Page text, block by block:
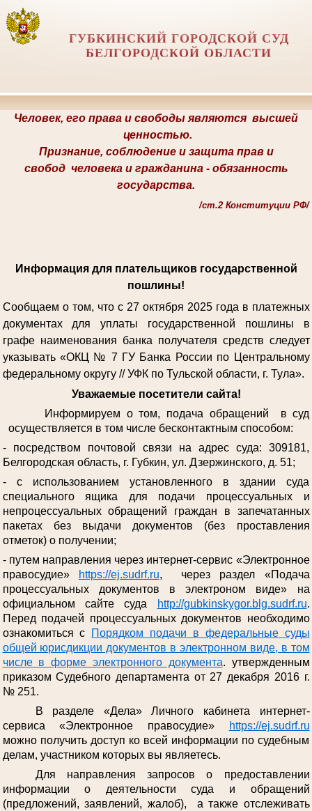
ГУБКИНСКИЙ ГОРОДСКОЙ СУД
БЕЛГОРОДСКОЙ ОБЛАСТИ
Человек, его права и свободы являются высшей
ценностью.
Признание, соблюдение и защита прав и
свобод человека и гражданина - обязанность
государства.
/ст.2 Конституции РФ/
Информация для плательщиков государственной
пошлины!
Сообщаем о том, что с 27 октября 2025 года в платежных
документах для уплаты государственной пошлины в
графе наименования банка получателя средств следует
указывать «ОКЦ № 7 ГУ Банка России по Центральному
федеральному округу // УФК по Тульской области, г. Тула».
Уважаемые посетители сайта!
Информируем о том, подача обращений в суд
осуществляется в том числе бесконтактным способом:
- посредством почтовой связи на адрес суда: 309181,
Белгородская область, г. Губкин, ул. Дзержинского, д. 51;
- с использованием установленного в здании суда
специального ящика для подачи процессуальных и
непроцессуальных обращений граждан в запечатанных
пакетах без выдачи документов (без проставления
отметок) о получении;
- путем направления через интернет-сервис «Электронное
правосудие»
https://ej.sudrf.ru, через раздел «Подача
процессуальных документов в электроном виде» на
официальном сайте суда
http://gubkinskygor.blg.sudrf.ru.
Перед подачей процессуальных документов необходимо
ознакомиться с
Порядком подачи в федеральные суды
общей юрисдикции документов в электронном виде, в том
числе в форме электронного документа. утвержденным
приказом Судебного департамента от 27 декабря 2016 г.
№ 251.
В разделе «Дела» Личного кабинета интернет-
сервиса «Электронное правосудие»
https://ej.sudrf.ru
можно получить доступ ко всей информации по судебным
делам, участником которых вы являетесь.
Для направления запросов о предоставлении
информации о деятельности суда и обращений
(предложений, заявлений, жалоб), а также отслеживать